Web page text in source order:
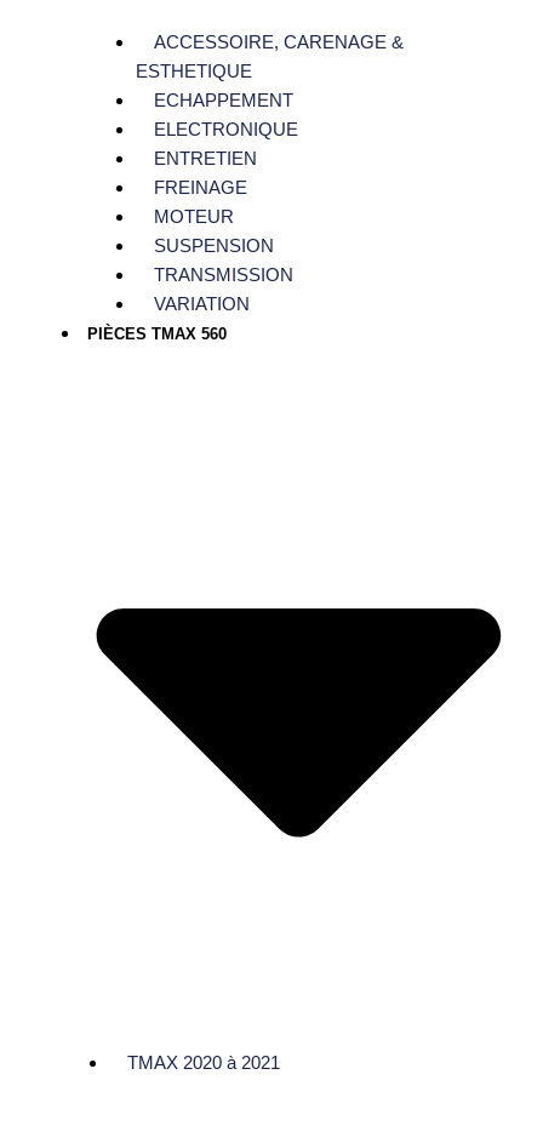
ACCESSOIRE, CARENAGE &
ESTHETIQUE
ECHAPPEMENT
ELECTRONIQUE
ENTRETIEN
FREINAGE
MOTEUR
SUSPENSION
TRANSMISSION
VARIATION
PIÈCES TMAX 560
TMAX 2020 à 2021